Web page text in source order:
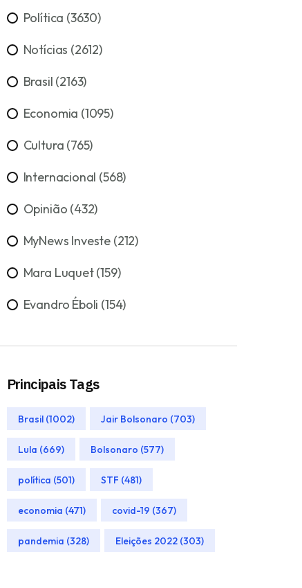
Política (3630)
Notícias (2612)
Brasil (2163)
Economia (1095)
Cultura (765)
Internacional (568)
Opinião (432)
MyNews Investe (212)
Mara Luquet (159)
Evandro Éboli (154)
Principais Tags
Brasil (1002) Jair Bolsonaro (703)
Lula (669) Bolsonaro (577)
política (501) STF (481)
economia (471) covid-19 (367)
pandemia (328) Eleições 2022 (303)